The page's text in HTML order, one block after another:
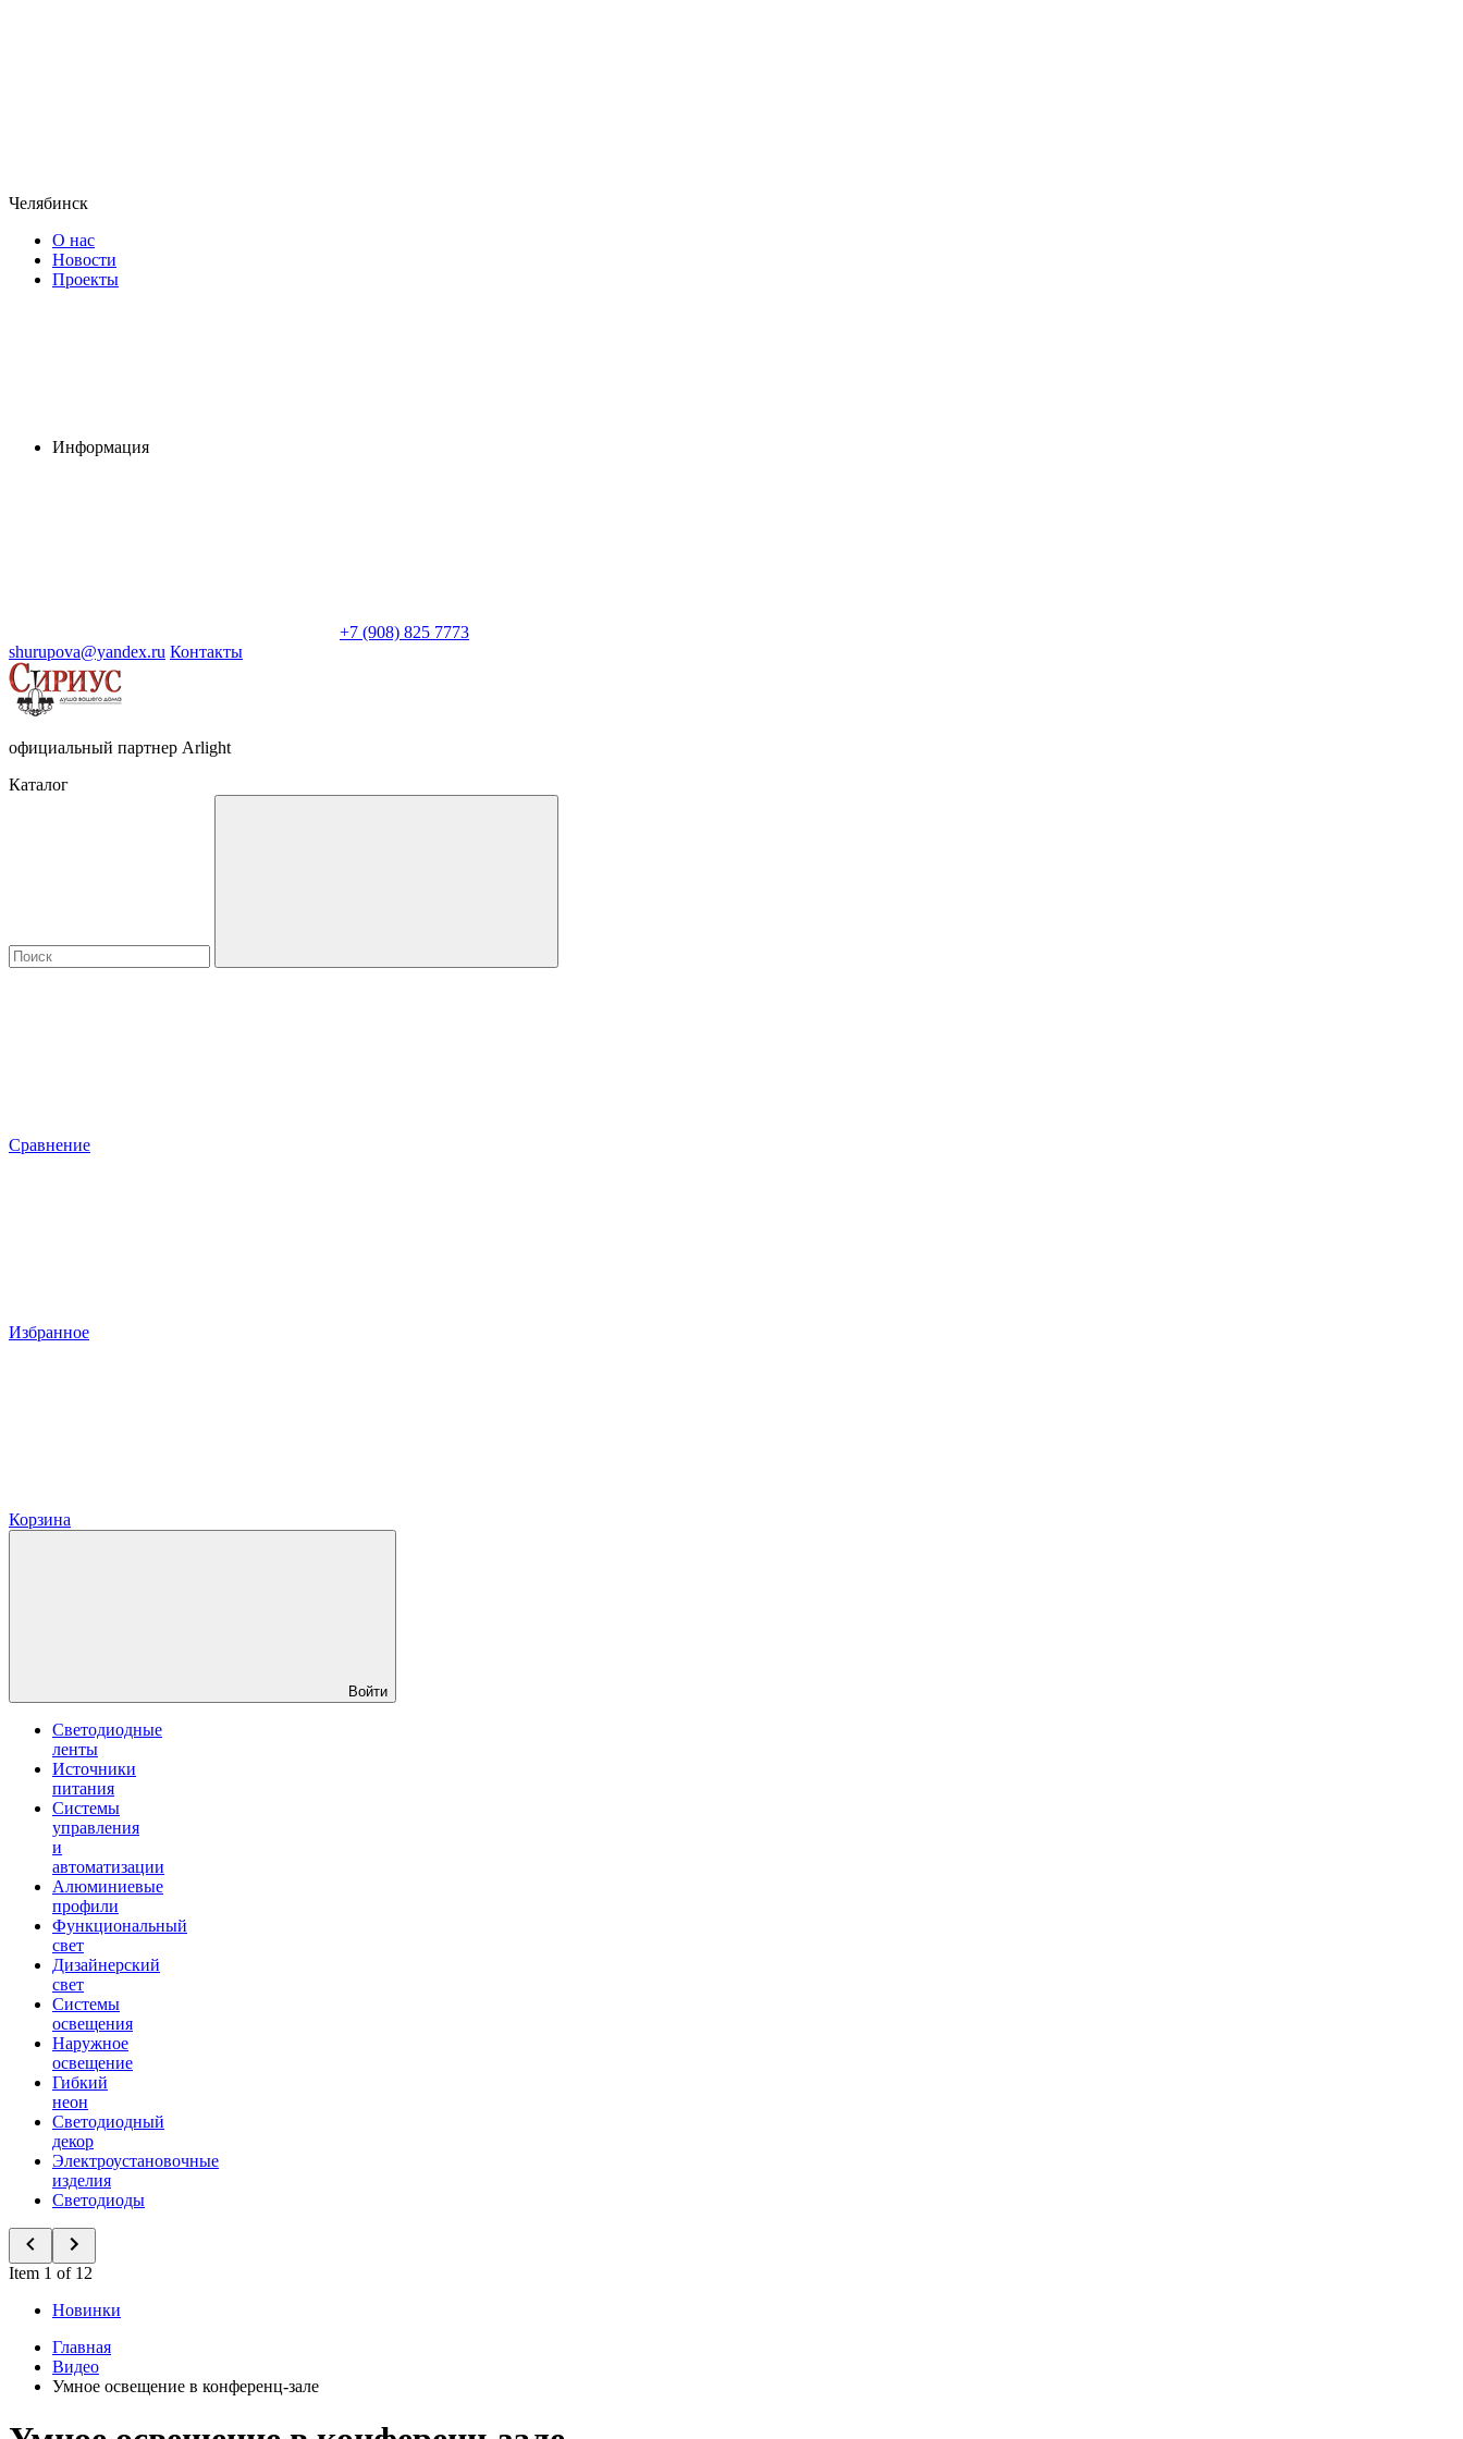
Челябинск
О нас
Новости
Проекты
Информация
+7 (908) 825 7773
shurupova@yandex.ru Контакты
официальный партнер Arlight
Каталог
Сравнение
Избранное
Корзина
Войти
Светодиодные
ленты
Источники
питания
Системы
управления
и
автоматизации
Алюминиевые
профили
Функциональный
свет
Дизайнерский
свет
Системы
освещения
Наружное
освещение
Гибкий
неон
Светодиодный
декор
Электроустановочные
изделия
Светодиоды
Item 1 of 12
Новинки
Главная
Видео
Умное освещение в конференц-зале